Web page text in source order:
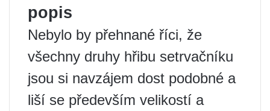
popis
Nebylo by přehnané říci, že
všechny druhy hřibu setrvačníku
jsou si navzájem dost podobné a
liší se především velikostí a